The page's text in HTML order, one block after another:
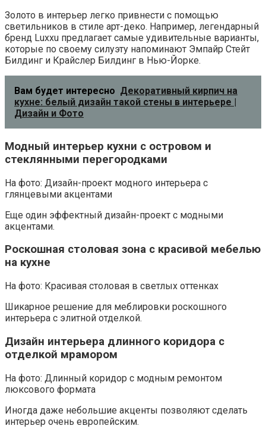
Золото в интерьер легко привнести с помощью
светильников в стиле арт-деко. Например, легендарный
бренд Luxxu предлагает самые удивительные варианты,
которые по своему силуэту напоминают Эмпайр Стейт
Билдинг и Крайслер Билдинг в Нью-Йорке.
Вам будет интересно Декоративный кирпич на
кухне: белый дизайн такой стены в интерьере |
Дизайн и Фото
Модный интерьер кухни с островом и
стеклянными перегородками
На фото: Дизайн-проект модного интерьера с
глянцевыми акцентами
Еще один эффектный дизайн-проект с модными
акцентами.
Роскошная столовая зона с красивой мебелью
на кухне
На фото: Красивая столовая в светлых оттенках
Шикарное решение для меблировки роскошного
интерьера с элитной отделкой.
Дизайн интерьера длинного коридора с
отделкой мрамором
На фото: Длинный коридор с модным ремонтом
люксового формата
Иногда даже небольшие акценты позволяют сделать
интерьер очень европейским.